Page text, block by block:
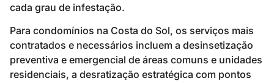
cada grau de infestação.
Para condomínios na Costa do Sol, os serviços mais
contratados e necessários incluem a desinsetização
preventiva e emergencial de áreas comuns e unidades
residenciais, a desratização estratégica com pontos